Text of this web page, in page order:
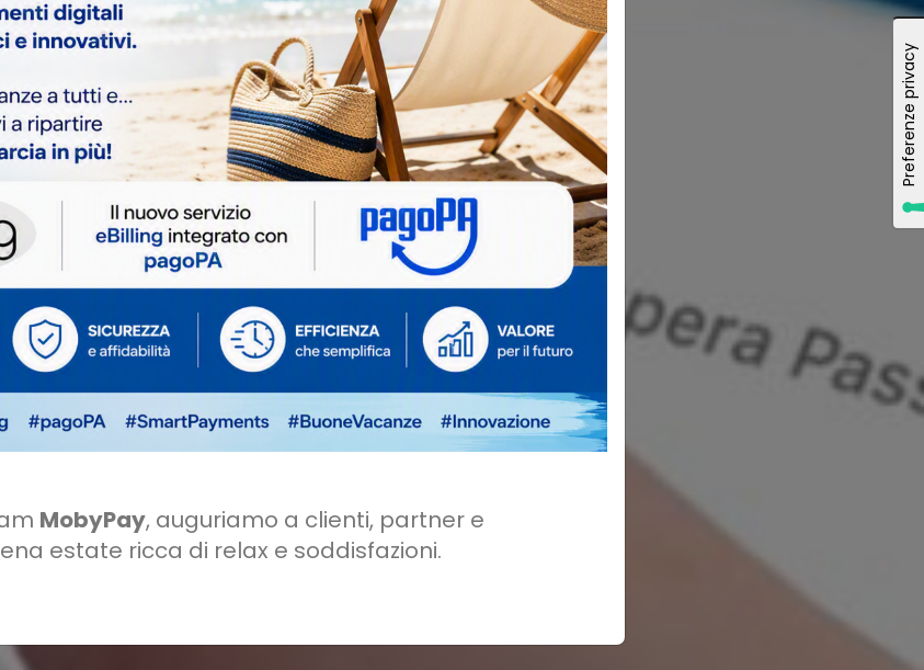
MobyPay, auguriamo a clienti, partner e
estate ricca di relax e soddisfazioni.